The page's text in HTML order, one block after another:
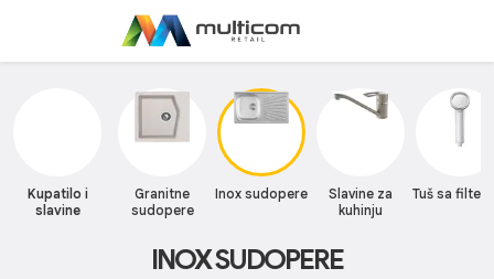
Kupatilo i
slavine
Granitne
sudopere
Inox sudopere
Slavine za
kuhinju
Tuš sa
INOX SUDOPERE